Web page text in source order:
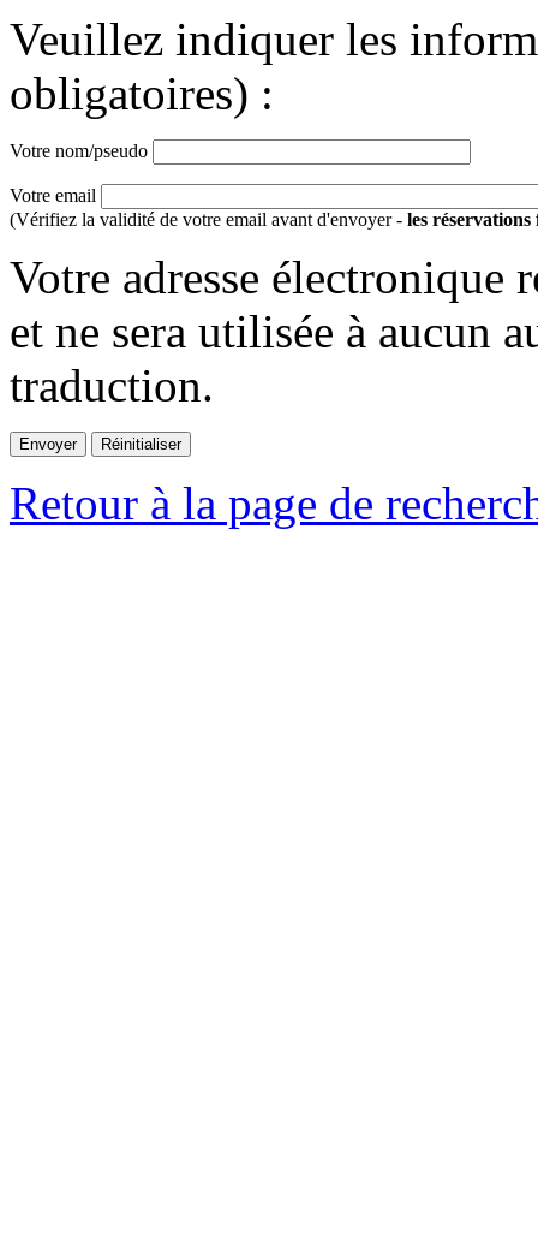
Veuillez indiquer les
obligatoires) :
Votre nom/pseudo
Votre email
(Vérifiez la validité de votre email avant d'envoyer - les réservations
Votre adresse électronique
et ne sera utilisée à aucun
traduction.
Retour à la page de